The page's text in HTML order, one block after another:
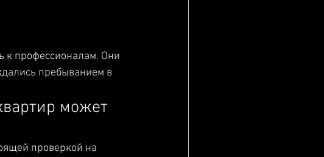
к профессионалам. Они
пребыванием в
может
проверкой на